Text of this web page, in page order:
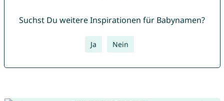
Suchst Du weitere Inspirationen für Babynamen?
Ja Nein